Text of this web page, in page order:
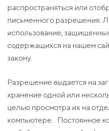
распространяться или
письменного разрешения.
использование,
содержащихся на нашем
закону.
Разрешение выдается на
хранение одной или
целью просмотра их на
компьютере. Постоянное